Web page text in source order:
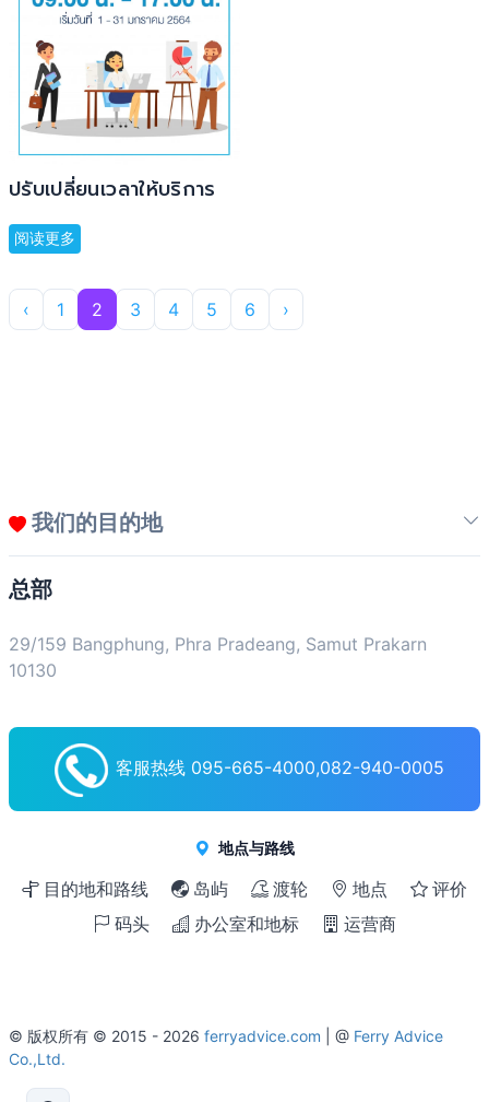
ปรับเปลี่ยนเวลาให้บริการ
阅读更多
‹ 1 2 3 4 5 6 ›
我们的目的地
总部
29/159 Bangphung, Phra Pradeang, Samut Prakarn
10130
客服热线 095-665-4000,082-940-0005
地点与路线
目的地和路线 岛屿 渡轮 地点
评价
码头
办公室和地标 运营商
© 版权所有 © 2015 - 2026 ferryadvice.com | @ Ferry Advice
Co.,Ltd.